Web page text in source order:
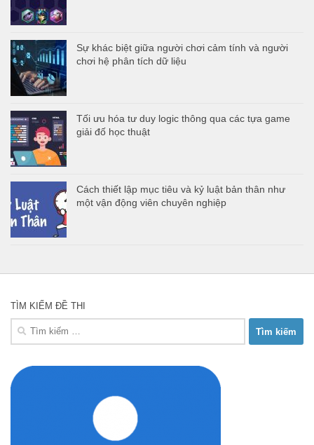
Sự khác biệt giữa người chơi cảm tính và người
chơi hệ phân tích dữ liệu
Tối ưu hóa tư duy logic thông qua các tựa game
giải đố học thuật
Cách thiết lập mục tiêu và kỷ luật bản thân như
một vận động viên chuyên nghiệp
TÌM KIẾM ĐỀ THI
Tìm